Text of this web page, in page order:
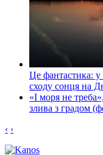
Це фантастика: у
сходу сонця на
«І моря не
злива з градом
‹ ›